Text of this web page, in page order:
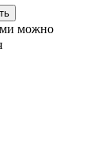
можно